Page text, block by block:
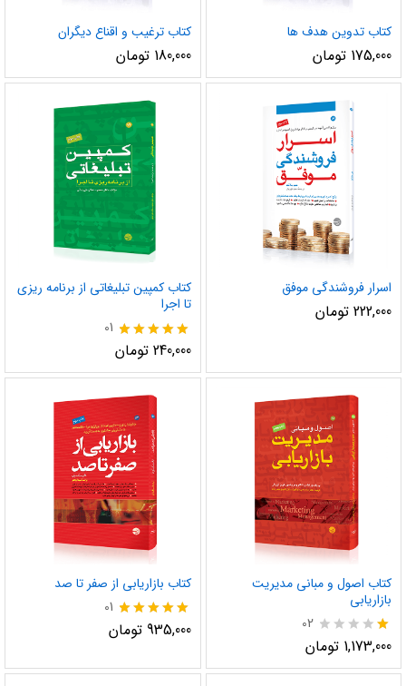
کتاب تدوین هدف ها
175,000 تومان
کتاب ترغیب و اقناع دیگران
180,000 تومان
اسرار فروشندگی موفق
222,000 تومان
کتاب کمپین تبلیغاتی از برنامه ریزی
تا اجرا
نمره
5.00
از 5
01
240,000 تومان
کتاب اصول و مبانی مدیریت
بازاریابی
نم
1.
02
1,173,000 تومان
کتاب بازاریابی از صفر تا صد
نمره
5.00
01
935,000 تومان